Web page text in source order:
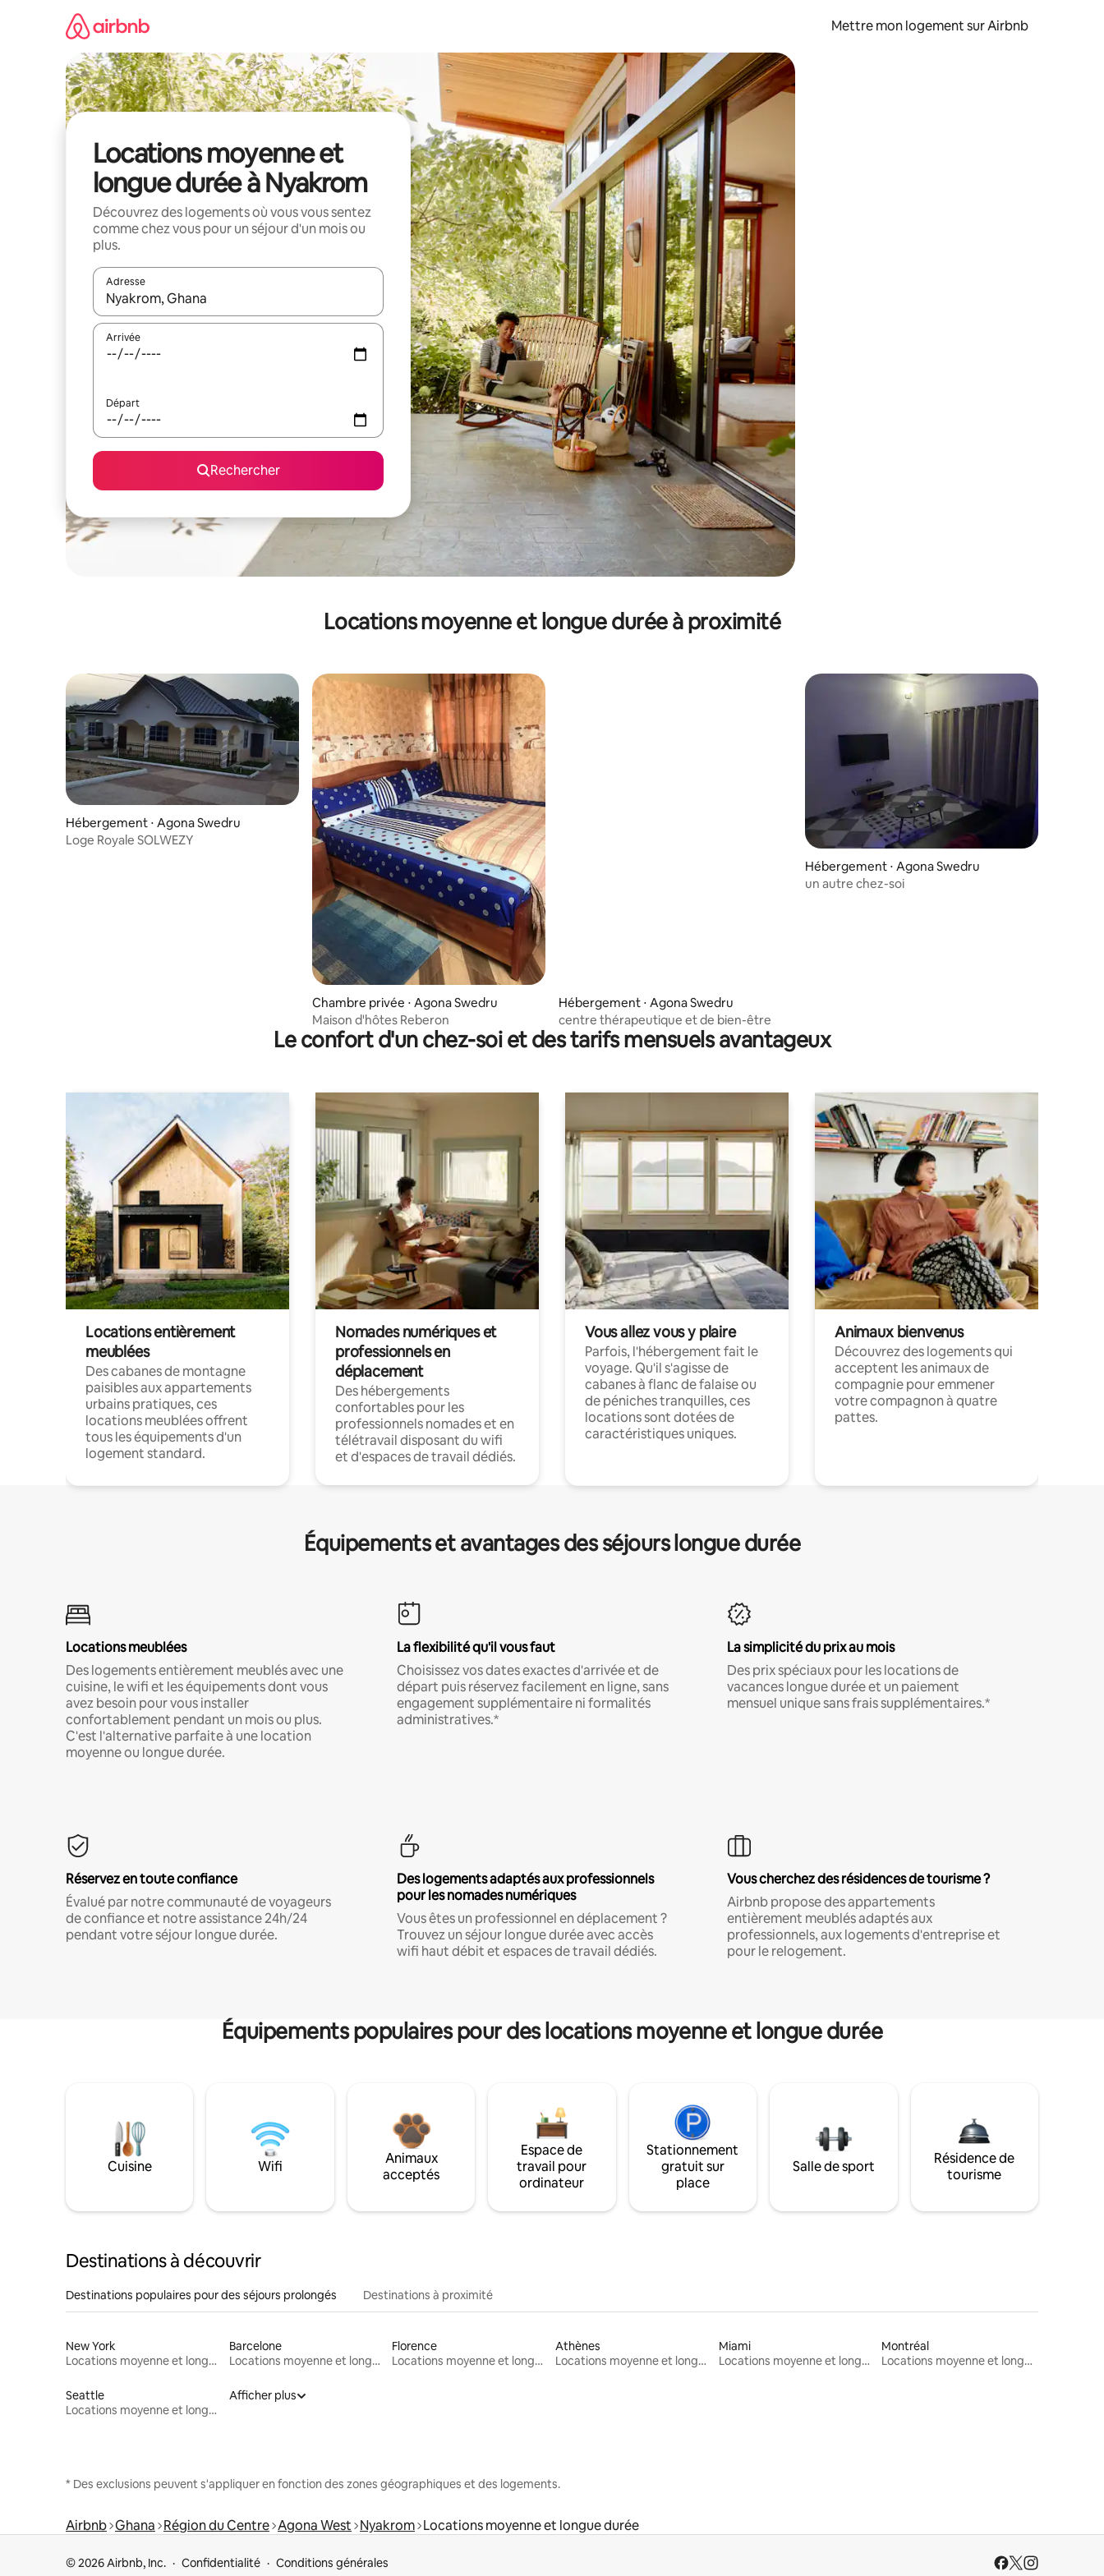
Mettre mon logement sur Airbnb
Locations moyenne et
longue durée à Nyakrom
Découvrez des logements où vous vous sentez
comme chez vous pour un séjour d'un mois ou
plus.
Adresse
Lorsque les résultats s'affichent, utilisez les flèches vers le haut et vers le bas pour les parcourir ou en appuyant et en faisant glisser.
Arrivée
Départ
Rechercher
Locations moyenne et longue durée à proximité
Hébergement ⋅ Agona Swedru
Loge Royale SOLWEZY
Chambre privée ⋅ Agona Swedru
Maison d'hôtes Reberon
Hébergement ⋅ Agona Swedru
centre thérapeutique et de bien-être
Hébergement ⋅ Agona Swedru
un autre chez-soi
Le confort d'un chez-soi et des tarifs mensuels avantageux
Locations entièrement
meublées
Des cabanes de montagne
paisibles aux appartements
urbains pratiques, ces
locations meublées offrent
tous les équipements d'un
logement standard.
Nomades numériques et
professionnels en
déplacement
Des hébergements
confortables pour les
professionnels nomades et en
télétravail disposant du wifi
et d'espaces de travail dédiés.
Vous allez vous y plaire
Parfois, l'hébergement fait le
voyage. Qu'il s'agisse de
cabanes à flanc de falaise ou
de péniches tranquilles, ces
locations sont dotées de
caractéristiques uniques.
Animaux bienvenus
Découvrez des logements qui
acceptent les animaux de
compagnie pour emmener
votre compagnon à quatre
pattes.
Équipements et avantages des séjours longue durée
Locations meublées
Des logements entièrement meublés avec une
cuisine, le wifi et les équipements dont vous
avez besoin pour vous installer
confortablement pendant un mois ou plus.
C'est l'alternative parfaite à une location
moyenne ou longue durée.
La flexibilité qu'il vous faut
Choisissez vos dates exactes d'arrivée et de
départ puis réservez facilement en ligne, sans
engagement supplémentaire ni formalités
administratives.*
La simplicité du prix au mois
Des prix spéciaux pour les locations de
vacances longue durée et un paiement
mensuel unique sans frais supplémentaires.*
Réservez en toute confiance
Évalué par notre communauté de voyageurs
de confiance et notre assistance 24h/24
pendant votre séjour longue durée.
Des logements adaptés aux professionnels
pour les nomades numériques
Vous êtes un professionnel en déplacement ?
Trouvez un séjour longue durée avec accès
wifi haut débit et espaces de travail dédiés.
Vous cherchez des résidences de tourisme ?
Airbnb propose des appartements
entièrement meublés adaptés aux
professionnels, aux logements d'entreprise et
pour le relogement.
Équipements populaires pour des locations moyenne et longue durée
Cuisine Wifi
Animaux
acceptés
Espace de
travail pour
ordinateur
Stationnement
gratuit sur
place
Salle de sport
Résidence de
tourisme
Destinations à découvrir
Destinations populaires pour des séjours prolongés Destinations à proximité
New York
Locations moyenne et longue durée
Barcelone
Locations moyenne et longue durée
Florence
Locations moyenne et longue durée
Athènes
Locations moyenne et longue durée
Miami
Locations moyenne et longue durée
Montréal
Locations moyenne et longue durée
Seattle
Locations moyenne et longue durée
Afficher plus
* Des exclusions peuvent s'appliquer en fonction des zones géographiques et des logements.
Airbnb Ghana Région du Centre Agona West Nyakrom Locations moyenne et longue durée
© 2026 Airbnb, Inc. Confidentialité Conditions générales